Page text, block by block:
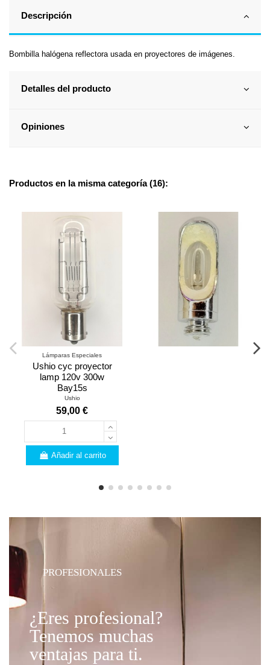
Descripción
Bombilla halógena reflectora usada en proyectores de imágenes.
Detalles del producto
Opiniones
Productos en la misma categoría (16):
Lámparas Especiales
Ushio cyc proyector
lamp 120v 300w
Bay15s
Ushio
59,00 €
Añadir al carrito
PROFESIONALES
¿Eres profesional?
Tenemos muchas
ventajas para ti.